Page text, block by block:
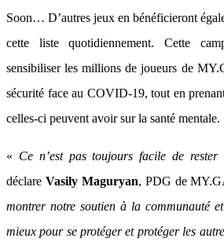
Soon… D’autres jeux en bénéficieront
cette liste quotidiennement. Cette
sensibiliser les millions de joueurs de
sécurité face au COVID-19, tout en
celles-ci peuvent avoir sur la santé mentale.
« Ce n’est pas toujours facile de
déclare Vasily Maguryan, PDG de
montrer notre soutien à la communauté
mieux pour se protéger et protéger les